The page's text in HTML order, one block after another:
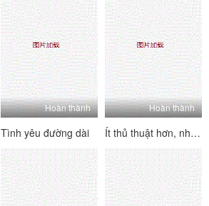
Hoàn thành
Tình yêu đường dài
Hoàn thành
Ít thủ thuật hơn, nhiều ngực hơn!